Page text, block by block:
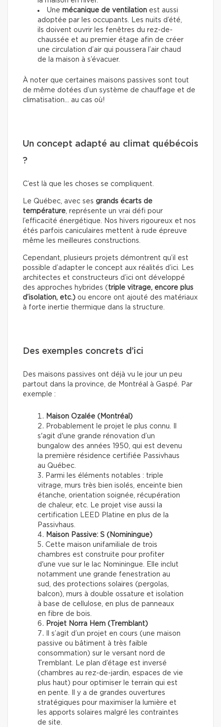
Une mécanique de ventilation est aussi
adoptée par les occupants. Les nuits d’été,
ils doivent ouvrir les fenêtres du rez-de-
chaussée et au premier étage afin de créer
une circulation d’air qui poussera l’air chaud
de la maison à s’évacuer.
À noter que certaines maisons passives sont tout
de même dotées d’un système de chauffage et de
climatisation… au cas où!
Un concept adapté au climat québécois
?
C’est là que les choses se compliquent.
Le Québec, avec ses grands écarts de
température, représente un vrai défi pour
l’efficacité énergétique. Nos hivers rigoureux et nos
étés parfois caniculaires mettent à rude épreuve
même les meilleures constructions.
Cependant, plusieurs projets démontrent qu’il est
possible d’adapter le concept aux réalités d’ici. Les
architectes et constructeurs d’ici ont développé
des approches hybrides ( triple vitrage, encore plus
d’isolation, etc.) ou encore ont ajouté des matériaux
à forte inertie thermique dans la structure.
Des exemples concrets d’ici
Des maisons passives ont déjà vu le jour un peu
partout dans la province, de Montréal à Gaspé. Par
exemple :
Maison Ozalée (Montréal)
Probablement le projet le plus connu. Il
s'agit d'une grande rénovation d’un
bungalow des années 1950, qui est devenu
la première résidence certifiée Passivhaus
au Québec.
Parmi les éléments notables : triple
vitrage, murs très bien isolés, enceinte bien
étanche, orientation soignée, récupération
de chaleur, etc. Le projet vise aussi la
certification LEED Platine en plus de la
Passivhaus.
Maison Passive: S (Nominingue)
Cette maison unifamiliale de trois
chambres est construite pour profiter
d'une vue sur le lac Nominingue. Elle inclut
notamment une grande fenestration au
sud, des protections solaires (pergolas,
balcon), murs à double ossature et isolation
à base de cellulose, en plus de panneaux
en fibre de bois.
Projet Norra Hem (Tremblant)
Il s’agit d’un projet en cours (une maison
passive ou bâtiment à très faible
consommation) sur le versant nord de
Tremblant. Le plan d’étage est inversé
(chambres au rez-de-jardin, espaces de vie
plus haut) pour optimiser le terrain qui est
en pente. Il y a de grandes ouvertures
stratégiques pour maximiser la lumière et
les apports solaires malgré les contraintes
de site.